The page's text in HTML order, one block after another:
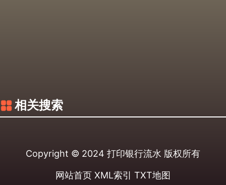
相关搜索
Copyright © 2024 打印银行流水 版权所有
网站首页 XML索引 TXT地图